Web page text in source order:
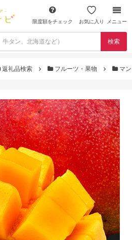
限度額をチェック お気に入り メニュー
検索
返礼品検索 フルーツ・果物 マ